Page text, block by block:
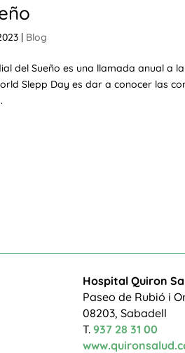
| Blog
del Sueño es una llamada anual a
Slepp Day es dar a conocer las
Hospital Quiron
Paseo de Rubió i
08203, Sabadell
T. 937 28 31 00